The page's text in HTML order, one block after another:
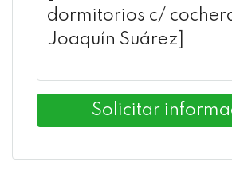
Solicitar